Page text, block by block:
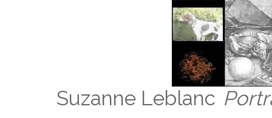
Suzanne Leblanc